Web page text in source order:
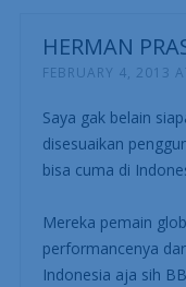
HERMAN
FEBRUARY 4, 2013
Saya gak belain
disesuaikan
bisa cuma di
Mereka pemain
performancenya
Indonesia aja sih